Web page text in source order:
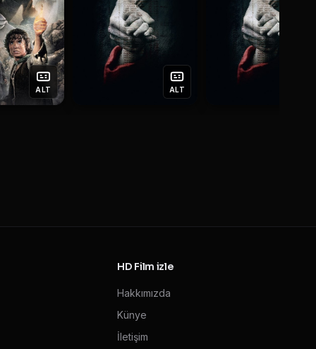
ALT ALT
HD Film izle
Hakkımızda
Künye
İletişim